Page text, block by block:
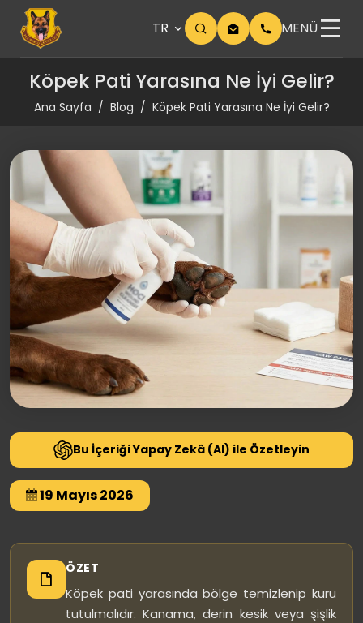
TR MENÜ
Köpek Pati Yarasına Ne İyi Gelir?
Ana Sayfa Blog Köpek Pati Yarasına Ne İyi Gelir?
Bu İçeriği Yapay Zekâ (AI) ile Özetleyin
19 Mayıs 2026
ÖZET
Köpek pati yarasında bölge temizlenip kuru
tutulmalıdır. Kanama, derin kesik veya şişlik